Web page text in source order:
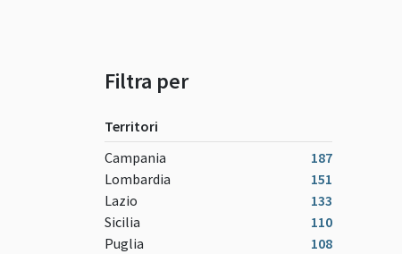
Filtra per
Territori
Campania
187
Lombardia
151
Lazio
133
Sicilia
110
Puglia
108